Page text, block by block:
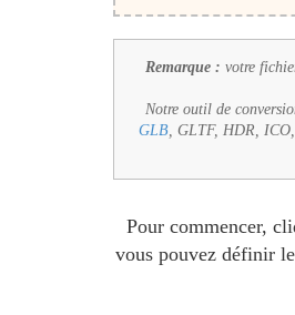
Remarque : votre
Notre outil de
GLB, GLTF, HDR,
Pour commencer,
vous pouvez définir